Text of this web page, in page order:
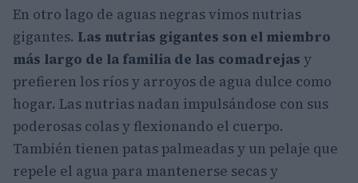
En otro lago de aguas negras vimos nutrias
gigantes. Las nutrias gigantes son el miembro
más largo de la familia de las comadrejas y
prefieren los ríos y arroyos de agua dulce como
hogar. Las nutrias nadan impulsándose con sus
poderosas colas y flexionando el cuerpo.
También tienen patas palmeadas y un pelaje que
repele el agua para mantenerse secas y